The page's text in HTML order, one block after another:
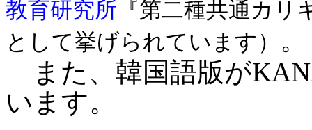
教育研究所 『第二種共通カ
として挙げられています）
。
また、韓国語版が
います。